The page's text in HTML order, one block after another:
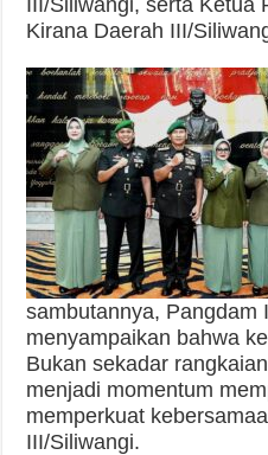
Kirana Daerah III/
sambutannya, Pangdam
menyampaikan bahwa
Bukan sekadar
menjadi momentum
memperkuat
III/Siliwangi.